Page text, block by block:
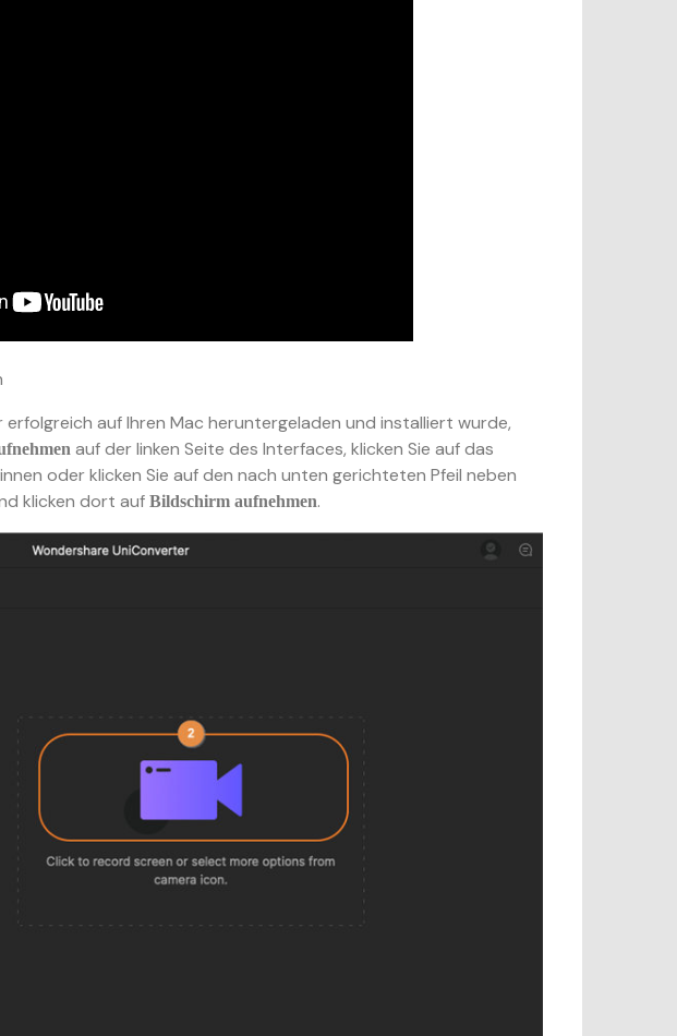
auf Ihren Mac heruntergeladen und installiert wurde,
auf der linken Seite des Interfaces, klicken Sie auf das
oder klicken Sie auf den nach unten gerichteten Pfeil neben
klicken dort aufBildschirm aufnehmen.